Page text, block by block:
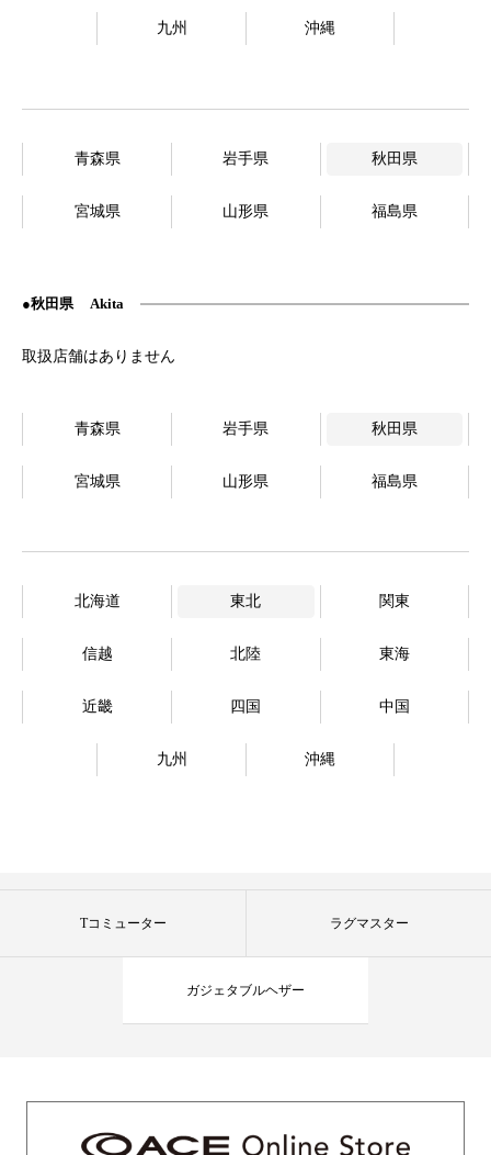
九州 沖縄
青森県 岩手県 秋田県
宮城県 山形県 福島県
秋田県 Akita
青森県 岩手県 秋田県
宮城県 山形県 福島県
北海道 東北 関東
信越 北陸 東海
近畿 四国 中国
九州 沖縄
Tコミューター ラグマスター
ガジェタブルヘザー